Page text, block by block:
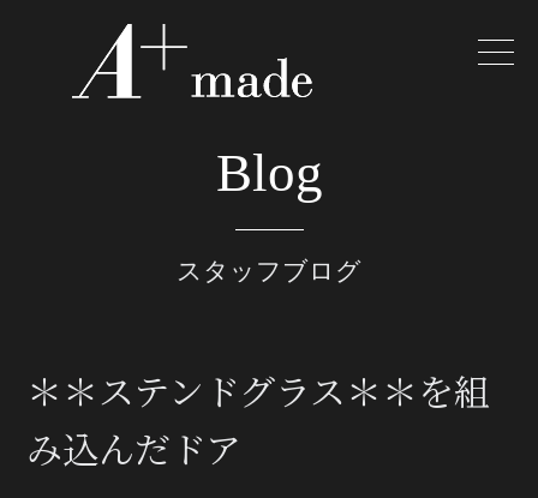
Blog
スタッフブログ
＊＊ステンドグラス＊＊を組
み込んだドア